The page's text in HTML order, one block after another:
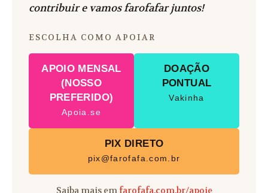
contribuir e vamos farofafar juntos!
ESCOLHA COMO APOIAR
APOIO MENSAL
(NOSSO
PREFERIDO)
Apoia.se
DOAÇÃO
PONTUAL
Vakinha
PIX DIRETO
pix@farofafa.com.br
Saiba mais emfarofafa.com.br/apoie